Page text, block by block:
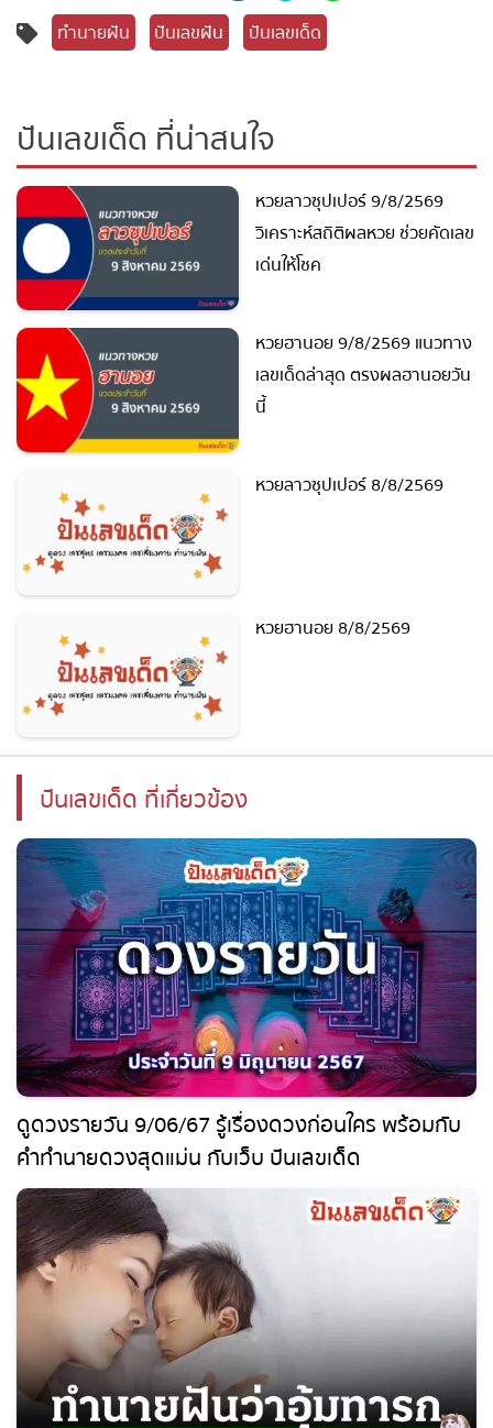
ทำนายฝัน ปันเลขฝัน ปันเลขเด็ด
ปันเลขเด็ด ที่น่าสนใจ
หวยลาวซุปเปอร์ 9/8/2569
วิเคราะห์สถิติผลหวย ช่วยคัด
หวยฮานอย 9/8/2569
แนวทางเลขเด็ดล่าสุด ตรงผล
ฮานอยวันนี้
หวยลาวซุปเปอร์ 8/8/2569
หวยฮานอย 8/8/2569
ปันเลขเด็ด ที่เกี่ยวข้อง
ดูดวงรายวัน 9/06/67 รู้เรื่องดวงก่อนใคร พร้อม
กับคำทำนายดวงสุดแม่น กับเว็บ ปันเลขเด็ด